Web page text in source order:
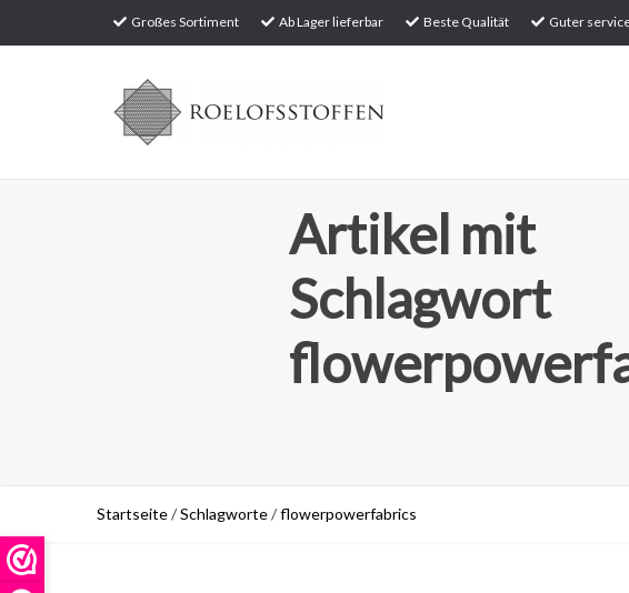
Großes Sortiment Ab Lager lieferbar Beste Qualität Guter
Artikel mit
Schlagwort
Startseite/Schlagworte/flowerpowerfabrics